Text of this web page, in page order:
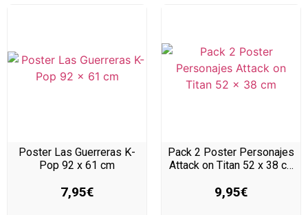
Poster Las Guerreras K-
Pop 92 x 61 cm
7,95€
Pack 2 Poster Personajes
Attack on Titan 52 x 38 c…
9,95€